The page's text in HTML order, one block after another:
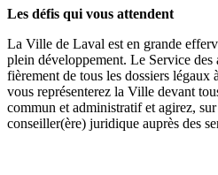
Les défis qui vous attendent
La Ville de Laval est en grande
plein développement. Le Service des
fièrement de tous les dossiers
vous représenterez la Ville devant
commun et administratif et agirez,
conseiller(ère) juridique auprès des